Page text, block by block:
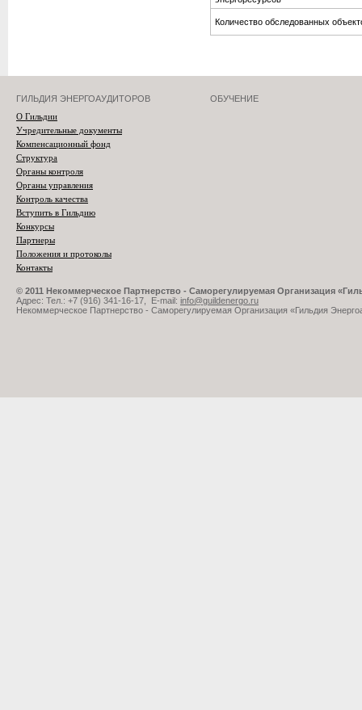
Количество обследованных
ГИЛЬДИЯ ЭНЕРГОАУДИТОРОВ
О Гильдии
Учредительные документы
Компенсационный фонд
Структура
Органы контроля
Органы управления
Контроль качества
Вступить в Гильдию
Конкурсы
Партнеры
Положения и протоколы
Контакты
ОБУЧЕНИЕ
© 2011 Некоммерческое Партнерство - Саморегулируемая Организация
Адрес: Тел.: +7 (916) 341-16-17, E-mail: info@guildenergo.ru
Некоммерческое Партнерство - Саморегулируемая Организация «Гильдия